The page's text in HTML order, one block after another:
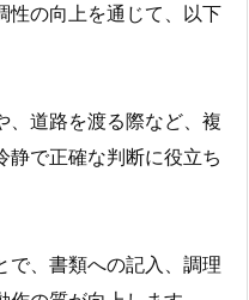
性の向上を通じて、以下
道路を渡る際など、複
静で正確な判断に役立ち
、書類への記入、調理